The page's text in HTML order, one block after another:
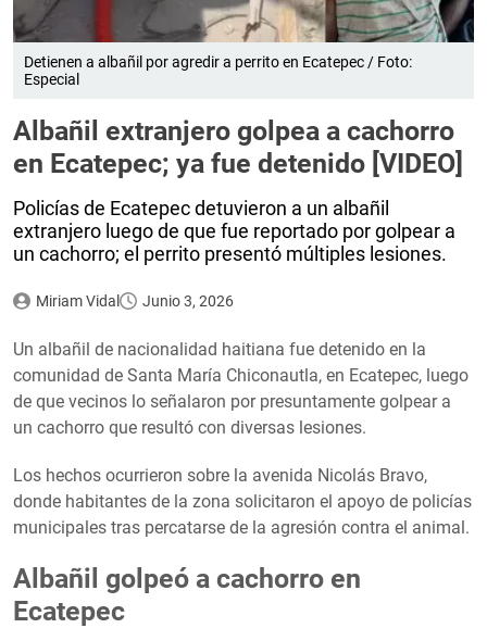
Detienen a albañil por agredir a perrito en Ecatepec / Foto:
Especial
Albañil extranjero golpea a cachorro
en Ecatepec; ya fue detenido [VIDEO]
Policías de Ecatepec detuvieron a un albañil
extranjero luego de que fue reportado por golpear a
un cachorro; el perrito presentó múltiples lesiones.
Miriam Vidal Junio 3, 2026
Un albañil de nacionalidad haitiana fue detenido en la
comunidad de Santa María Chiconautla, en Ecatepec, luego
de que vecinos lo señalaron por presuntamente golpear a
un cachorro que resultó con diversas lesiones.
Los hechos ocurrieron sobre la avenida Nicolás Bravo,
donde habitantes de la zona solicitaron el apoyo de policías
municipales tras percatarse de la agresión contra el animal.
Albañil golpeó a cachorro en
Ecatepec